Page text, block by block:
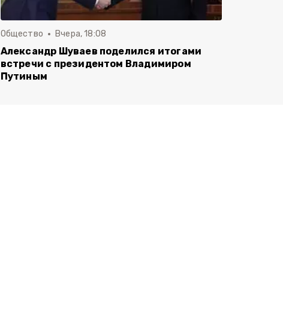
Общество Вчера, 18:08
Александр Шуваев поделился итогами
встречи с президентом Владимиром
Путиным